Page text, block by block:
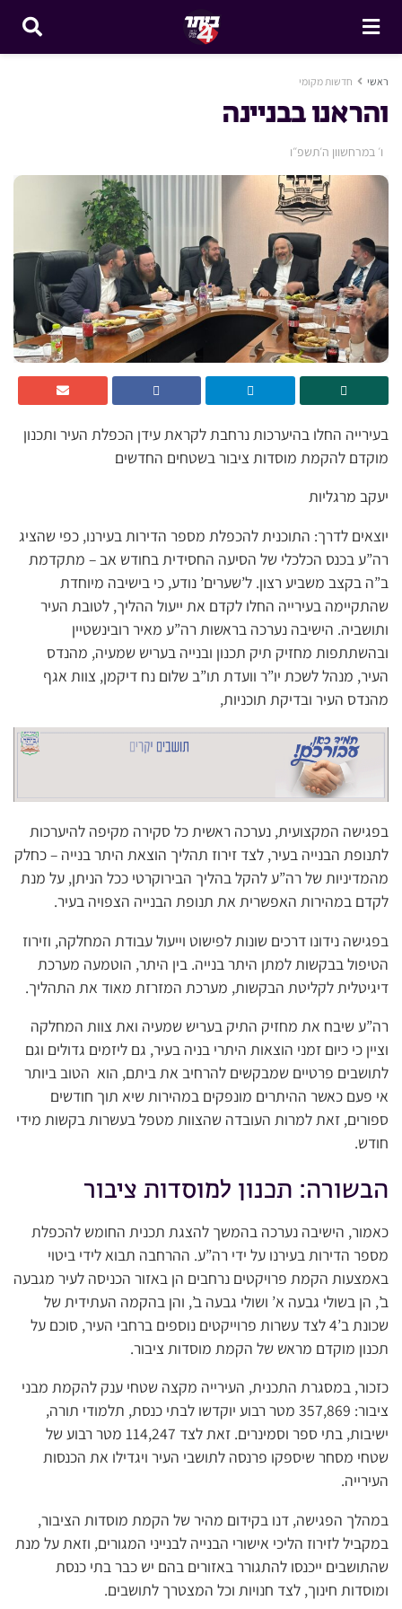
ראשי חדשות מקומי
והראנו בבניינה
ו׳ במרחשוון ה׳תשפ״ו
בעירייה החלו בהיערכות נרחבת לקראת עידן הכפלת העיר ותכנון
מוקדם להקמת מוסדות ציבור בשטחים החדשים
יעקב מרגליות
יוצאים לדרך: התוכנית להכפלת מספר הדירות בעירנו, כפי שהציג
רה”ע בכנס הכלכלי של הסיעה החסידית בחודש אב – מתקדמת
ב”ה בקצב משביע רצון. ל’שערים’ נודע, כי בישיבה מיוחדת
שהתקיימה בעירייה החלו לקדם את ייעול ההליך, לטובת העיר
ותושביה. הישיבה נערכה בראשות רה”ע מאיר רובינשטיין
ובהשתתפות מחזיק תיק תכנון ובנייה בעריש שמעיה, מהנדס
העיר, מנהל לשכת יו”ר וועדת תו”ב שלום נח דיקמן, צוות אגף
מהנדס העיר ובדיקת תוכניות,
בפגישה המקצועית, נערכה ראשית כל סקירה מקיפה להיערכות
לתנופת הבנייה בעיר, לצד זירוז תהליך הוצאת היתר בנייה – כחלק
מהמדיניות של רה”ע להקל בהליך הבירוקרטי ככל הניתן, על מנת
לקדם במהירות האפשרית את תנופת הבנייה הצפויה בעיר.
בפגישה נידונו דרכים שונות לפישוט וייעול עבודת המחלקה, וזירוז
הטיפול בבקשות למתן היתר בנייה. בין היתר, הוטמעה מערכת
דיגיטלית לקליטת הבקשות, מערכת המזרזת מאוד את התהליך.
רה”ע שיבח את מחזיק התיק בעריש שמעיה ואת צוות המחלקה
וציין כי כיום זמני הוצאות היתרי בניה בעיר, גם ליזמים גדולים וגם
לתושבים פרטיים שמבקשים להרחיב את ביתם, הוא הטוב ביותר
אי פעם כאשר ההיתרים מונפקים במהירות שיא תוך חודשים
ספורים, זאת למרות העובדה שהצוות מטפל בעשרות בקשות מידי
חודש.
הבשורה: תכנון למוסדות ציבור
כאמור, הישיבה נערכה בהמשך להצגת תכנית החומש להכפלת
מספר הדירות בעירנו על ידי רה”ע. ההרחבה תבוא לידי ביטוי
באמצעות הקמת פרויקטים נרחבים הן באזור הכניסה לעיר מגבעה
ב’, הן בשולי גבעה א’ ושולי גבעה ב’, והן בהקמה העתידית של
שכונת ב’4 לצד עשרות פרוייקטים נוספים ברחבי העיר, סוכם על
תכנון מוקדם מראש של הקמת מוסדות ציבור.
כזכור, במסגרת התכנית, העירייה מקצה שטחי ענק להקמת מבני
ציבור: 357,869 מטר רבוע יוקדשו לבתי כנסת, תלמודי תורה,
ישיבות, בתי ספר וסמינרים. זאת לצד 114,247 מטר רבוע של
שטחי מסחר שיספקו פרנסה לתושבי העיר ויגדילו את הכנסות
העירייה.
במהלך הפגישה, דנו בקידום מהיר של הקמת מוסדות הציבור,
במקביל לזירוז הליכי אישורי הבנייה לבנייני המגורים, וזאת על מנת
שהתושבים ייכנסו להתגורר באזורים בהם יש כבר בתי כנסת
ומוסדות חינוך, לצד חנויות וכל המצטרך לתושבים.